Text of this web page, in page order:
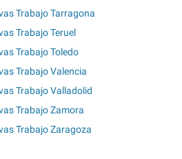
Trabajo Tarragona
Trabajo Teruel
Trabajo Toledo
Trabajo Valencia
Trabajo Valladolid
Trabajo Zamora
Trabajo Zaragoza